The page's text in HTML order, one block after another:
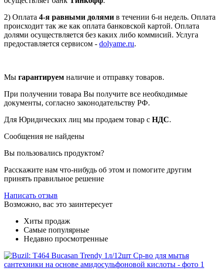
2) Оплата 4-я равными долями в течении 6-и недель. Оплата
происходит так же как оплата банковской картой. Оплата
долями осуществляется без каких либо коммисий. Услуга
предоставляется сервисом - dolyame.ru.
Мы гарантируем наличие и отправку товаров.
При получении товара Вы получите все необходимые
документы, согласно законодательству РФ.
Для Юридических лиц мы продаем товар с НДС.
Сообщения не найдены
Вы пользовались продуктом?
Расскажите нам что-нибудь об этом и помогите другим
принять правильное решение
Написать отзыв
Возможно, вас это заинтересует
Хиты продаж
Самые популярные
Недавно просмотренные